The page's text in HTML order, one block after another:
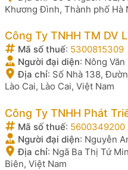
Khương Đình, Thành phố Hà
Công Ty TNHH TM DV
Mã số thuế: 5300815309
Người đại diện: Nông Văn
Địa chỉ: Số Nhà 138,
Lào Cai, Lào Cai, Việt Nam
Công Ty TNHH Phát
Mã số thuế: 5600349200
Người đại diện: Nguyễn
Địa chỉ: Ngã Ba Thị Tứ
Biên, Việt Nam